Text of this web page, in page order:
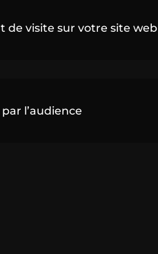
de visite sur votre site web
l’audience